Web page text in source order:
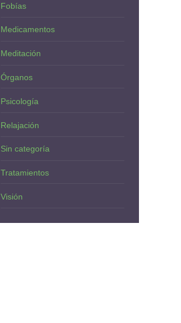
Fobías
Medicamentos
Meditación
Órganos
Psicología
Relajación
Sin categoría
Tratamientos
Visión